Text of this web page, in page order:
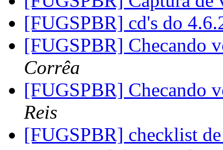
[FUGSPBR] cd's do
[FUGSPBR] Checando
Corrêa
[FUGSPBR] Checando
Reis
[FUGSPBR] checklist